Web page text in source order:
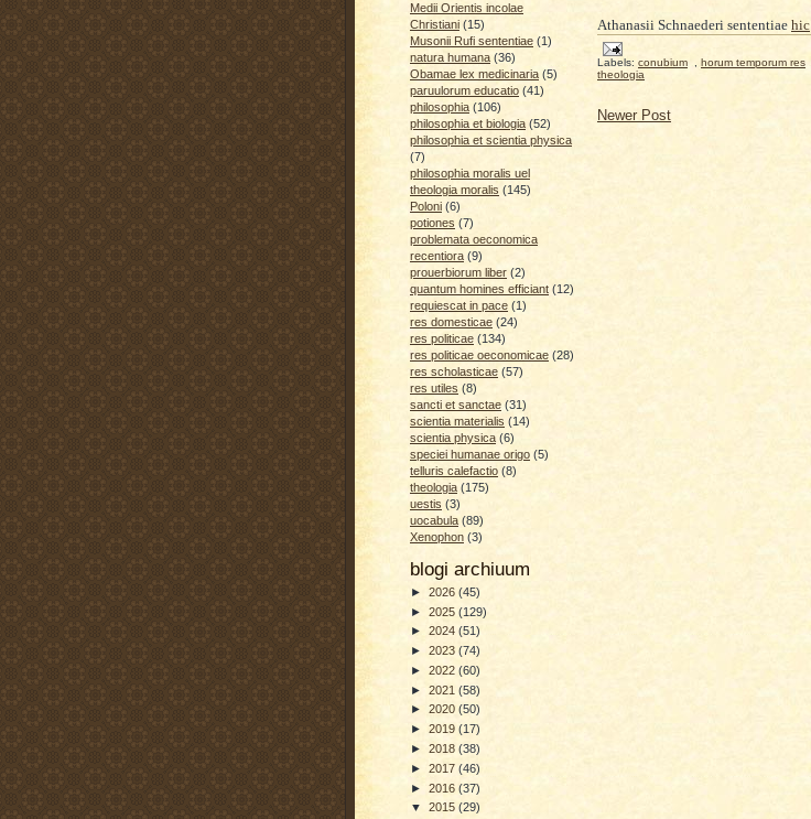
Medii Orientis incolae
Christiani (15)
Musonii Rufi sententiae (1)
natura humana (36)
Obamae lex medicinaria (5)
paruulorum educatio (41)
philosophia (106)
philosophia et biologia (52)
philosophia et scientia physica
(7)
philosophia moralis uel
theologia moralis (145)
Poloni (6)
potiones (7)
problemata oeconomica
recentiora (9)
prouerbiorum liber (2)
quantum homines efficiant (12)
requiescat in pace (1)
res domesticae (24)
res politicae (134)
res politicae oeconomicae (28)
res scholasticae (57)
res utiles (8)
sancti et sanctae (31)
scientia materialis (14)
scientia physica (6)
speciei humanae origo (5)
telluris calefactio (8)
theologia (175)
uestis (3)
uocabula (89)
Xenophon (3)
blogi archiuum
► 2026 (45)
► 2025 (129)
► 2024 (51)
► 2023 (74)
► 2022 (60)
► 2021 (58)
► 2020 (50)
► 2019 (17)
► 2018 (38)
► 2017 (46)
► 2016 (37)
▼ 2015 (29)
Athanasii Schnaederi sententiae hic
Labels: conubium horum temporum res
theologia
Newer Post